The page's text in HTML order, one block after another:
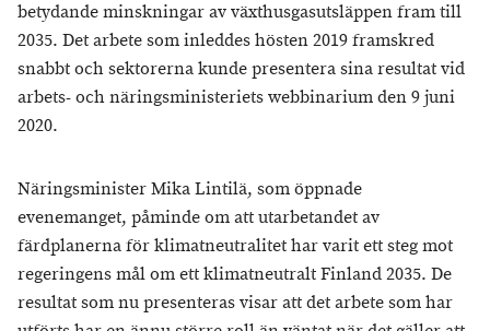
betydande minskningar av växthusgasutsläppen fram till
2035. Det arbete som inleddes hösten 2019 framskred
snabbt och sektorerna kunde presentera sina resultat vid
arbets- och näringsministeriets webbinarium den 9 juni
2020.
Näringsminister Mika Lintilä, som öppnade
evenemanget, påminde om att utarbetandet av
färdplanerna för klimatneutralitet har varit ett steg mot
regeringens mål om ett klimatneutralt Finland 2035. De
resultat som nu presenteras visar att det arbete som har